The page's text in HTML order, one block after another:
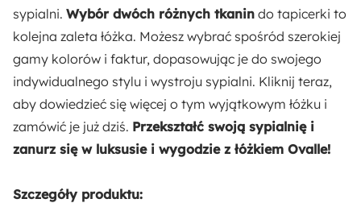
Wysokość nóżek:
15 cm
Wysokość zagłowia:
Maksymalne obciążenie:
sypialni. Wybór dwóch różnych tkanin do tapicerki to
kolejna zaleta łóżka. Możesz wybrać spośród szerokiej
gamy kolorów i faktur, dopasowując je do swojego
indywidualnego stylu i wystroju sypialni. Kliknij teraz,
aby dowiedzieć się więcej o tym wyjątkowym łóżku i
zamówić je już dziś. Przekształć swoją sypialnię i
zanurz się w luksusie i wygodzie z łóżkiem Ovalle!
Szczegóły produktu: